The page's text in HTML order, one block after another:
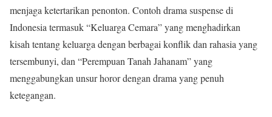
menjaga ketertarikan penonton. Contoh drama suspense di
Indonesia termasuk “Keluarga Cemara” yang menghadirkan
kisah tentang keluarga dengan berbagai konflik dan rahasia yang
tersembunyi, dan “Perempuan Tanah Jahanam” yang
menggabungkan unsur horor dengan drama yang penuh
ketegangan.